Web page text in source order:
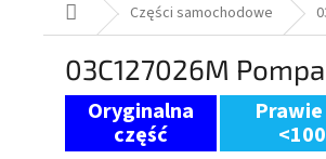
Home Części samochodowe
03C127026M